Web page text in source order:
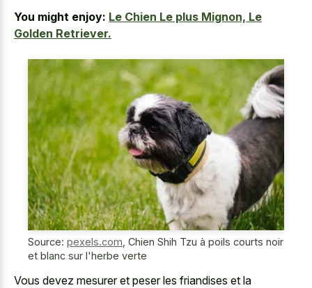
You might enjoy: Le Chien Le plus Mignon, Le
Golden Retriever.
Source: pexels.com, Chien Shih Tzu à poils courts noir
et blanc sur l'herbe verte
Vous devez mesurer et peser les friandises et la